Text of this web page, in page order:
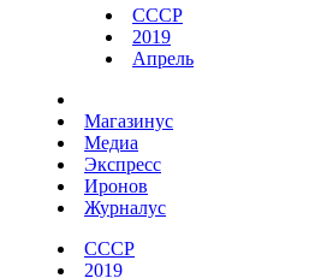
СССР
2019
Апрель
Магазинус
Медиа
Экспресс
Иронов
Журналус
СССР
2019